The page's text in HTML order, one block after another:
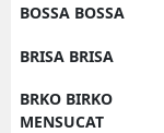
BOSSA BOSSA
BRISA BRISA
BRKO BIRKO
MENSUCAT